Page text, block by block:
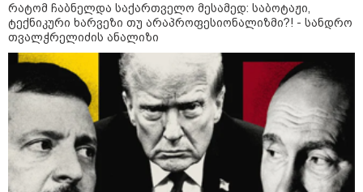
13:39 / 06-08-2026
უწყებას დიპლომატური ნოტა
გაუგზავნა - მიზეზი
აზერბაიჯანული სანომრე ნიშნის
მქონე სატვირთოების
საზღვარზე შეფერხებაა:
დეტალები
კატეგორიის ყველა სიახლე
რატომ ჩაბნელდა საქართველო მესამედ: საბოტაჟი,
ტექნიკური ხარვეზი თუ არაპროფესიონალიზმი?! - სანდრო
თვალჭრელიძის ანალიზი